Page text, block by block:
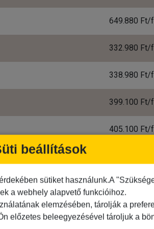
Kérjük nézze meg az ajánlat
lehetnek, a pontos végleges
beállítások
sütiket használunk.A
a webhely alapvető funkcióihoz.
elemzésében, tárolják a
előzetes beleegyezésével tároljuk a